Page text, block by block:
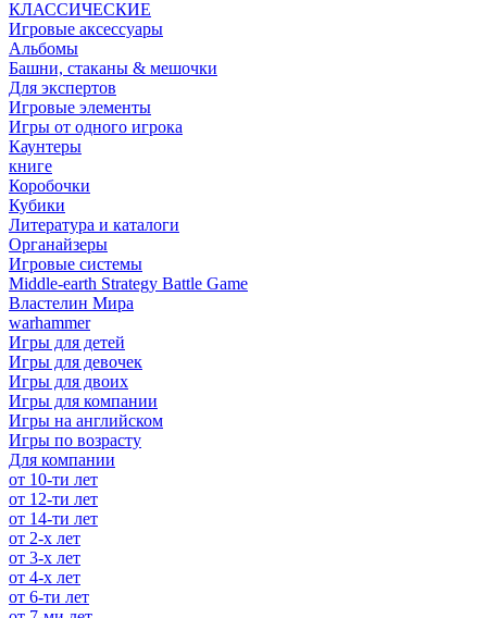
КЛАССИЧЕСКИЕ
Игровые аксессуары
Альбомы
Башни, стаканы & мешочки
Для экспертов
Игровые элементы
Игры от одного игрока
Каунтеры
книге
Коробочки
Кубики
Литература и каталоги
Органайзеры
Игровые системы
Middle-earth Strategy Battle Game
Властелин Мира
warhammer
Игры для детей
Игры для девочек
Игры для двоих
Игры для компании
Игры на английском
Игры по возрасту
Для компании
от 10-ти лет
от 12-ти лет
от 14-ти лет
от 2-х лет
от 3-х лет
от 4-х лет
от 6-ти лет